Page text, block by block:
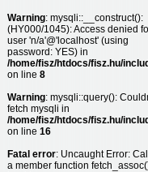
Warning: mysqli::__construct():
(HY000/1045): Access denied
user 'n/a'@'localhost' (using
password: YES) in
/home/fisz/htdocs/fisz.hu/
on line 8
Warning: mysqli::query():
fetch mysqli in
/home/fisz/htdocs/fisz.hu/
on line 16
Fatal error: Uncaught Error:
a member function